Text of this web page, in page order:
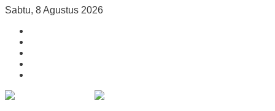
Sabtu, 8 Agustus 2026